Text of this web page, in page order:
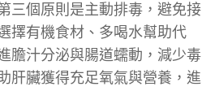
三個原則是主動排毒，避免接
擇有機食材、多喝水幫助代
膽汁分泌與腸道蠕動，減少毒
肝臟獲得充足氧氣與營養，進